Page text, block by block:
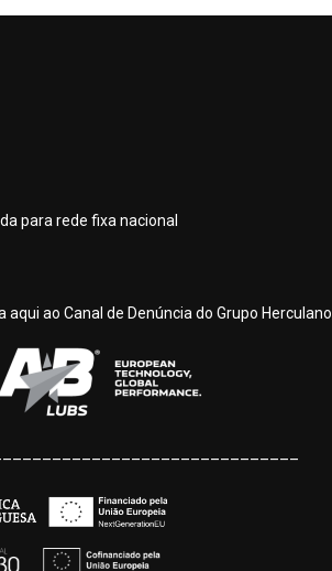
para rede fixa nacional
aqui ao Canal de Denúncia do Grupo Herculano.